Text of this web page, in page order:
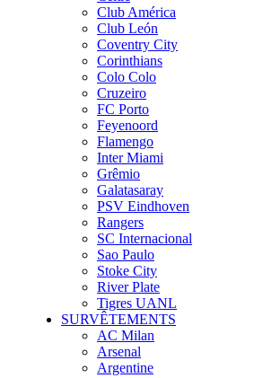
Club América
Club León
Coventry City
Corinthians
Colo Colo
Cruzeiro
FC Porto
Feyenoord
Flamengo
Inter Miami
Grêmio
Galatasaray
PSV Eindhoven
Rangers
SC Internacional
Sao Paulo
Stoke City
River Plate
Tigres UANL
SURVÊTEMENTS
AC Milan
Arsenal
Argentine